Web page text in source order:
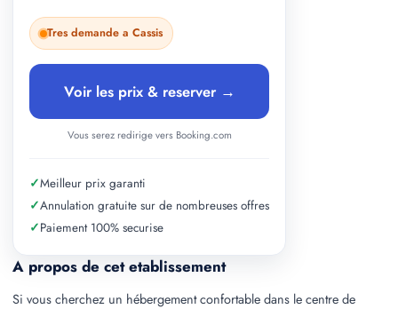
A propos de cet etablissement
Si vous cherchez un hébergement confortable dans le centre de
Tres demande a Cassis
Voir les prix & reserver →
Vous serez redirige vers Booking.com
✓Meilleur prix garanti
✓Annulation gratuite sur de nombreuses offres
✓Paiement 100% securise